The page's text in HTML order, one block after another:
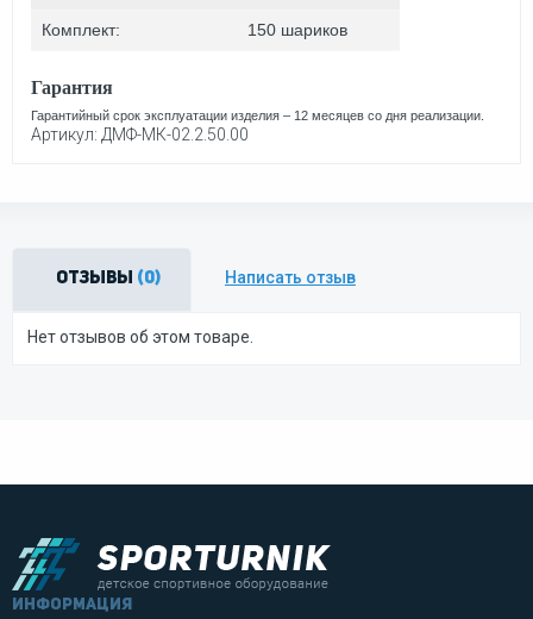
Комплект: 150 шариков
Гарантия
Гарантийный срок эксплуатации изделия – 12 месяцев со дня реализации.
Артикул: ДМФ-МК-02.2.50.00
Отзывы (0) Написать отзыв
Нет отзывов об этом товаре.
информация